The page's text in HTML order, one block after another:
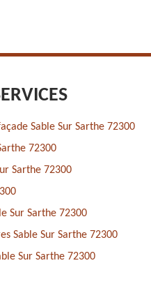
Sable Sur Sarthe 72300
72300
Sarthe 72300
Sur Sarthe 72300
Sable Sur Sarthe 72300
Sur Sarthe 72300